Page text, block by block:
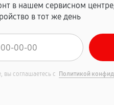
в нашем сервисном
в тот же день
вы соглашаетесь с Политикой